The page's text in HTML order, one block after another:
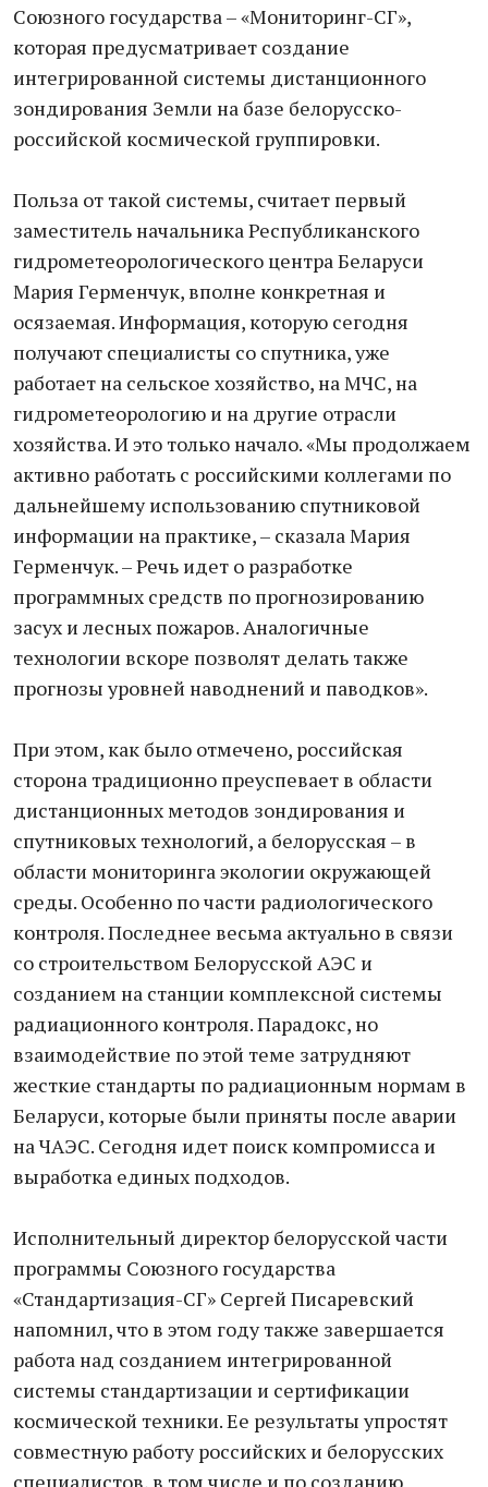
Союзного государства – «Мониторинг-СГ»,
которая предусматривает создание
интегрированной системы дистанционного
зондирования Земли на базе белорусско-
российской космической группировки.
Польза от такой системы, считает первый
заместитель начальника Республиканского
гидрометеорологического центра Беларуси
Мария Герменчук, вполне конкретная и
осязаемая. Информация, которую сегодня
получают специалисты со спутника, уже
работает на сельское хозяйство, на МЧС, на
гидрометеорологию и на другие отрасли
хозяйства. И это только начало. «Мы продолжаем
активно работать с российскими коллегами по
дальнейшему использованию спутниковой
информации на практике, – сказала Мария
Герменчук. – Речь идет о разработке
программных средств по прогнозированию
засух и лесных пожаров. Аналогичные
технологии вскоре позволят делать также
прогнозы уровней наводнений и паводков».
При этом, как было отмечено, российская
сторона традиционно преуспевает в области
дистанционных методов зондирования и
спутниковых технологий, а белорусская – в
области мониторинга экологии окружающей
среды. Особенно по части радиологического
контроля. Последнее весьма актуально в связи
со строительством Белорусской АЭС и
созданием на станции комплексной системы
радиационного контроля. Парадокс, но
взаимодействие по этой теме затрудняют
жесткие стандарты по радиационным нормам в
Беларуси, которые были приняты после аварии
на ЧАЭС. Сегодня идет поиск компромисса и
выработка единых подходов.
Исполнительный директор белорусской части
программы Союзного государства
«Стандартизация-СГ» Сергей Писаревский
напомнил, что в этом году также завершается
работа над созданием интегрированной
системы стандартизации и сертификации
космической техники. Ее результаты упростят
совместную работу российских и белорусских
специалистов, в том числе и по созданию